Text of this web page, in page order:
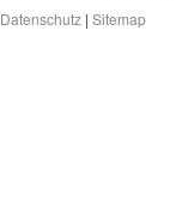
Datenschutz| Sitemap